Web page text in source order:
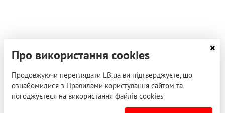
Про використання cookies
Продовжуючи переглядати LB.ua ви підтверджуєте, що
ознайомилися з Правилами користування сайтом та
погоджуєтеся на використання файлів cookies